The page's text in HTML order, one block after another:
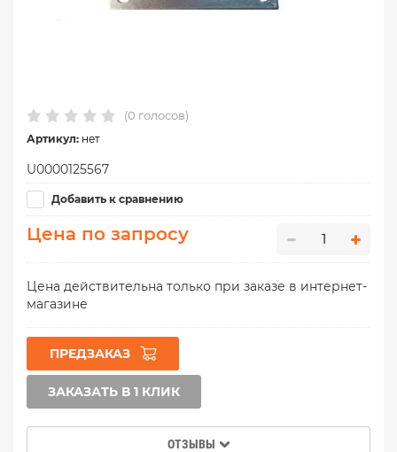
(0 голосов)
Артикул: нет
U0000125567
Добавить к сравнению
Цена по запросу
Цена действительна только при заказе в интернет-
магазине
ПРЕДЗАКАЗ
ЗАКАЗАТЬ В 1 КЛИК
ОТЗЫВЫ